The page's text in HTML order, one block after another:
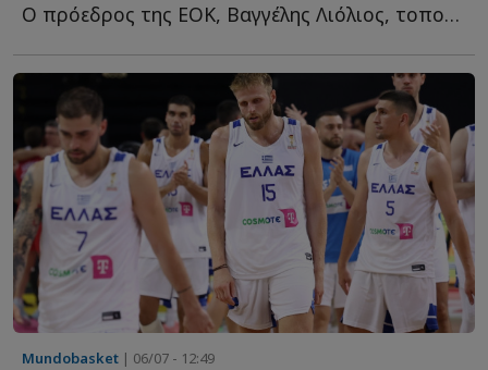
Ο πρόεδρος της ΕΟΚ, Βαγγέλης Λιόλιος, τοποθετήθηκε μ...
Mundobasket | 06/07 - 12:49